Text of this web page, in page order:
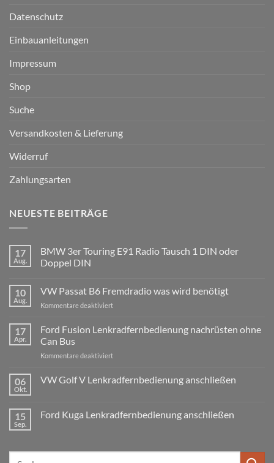
Datenschutz
Einbauanleitungen
Impressum
Shop
Suche
Versandkosten & Lieferung
Widerruf
Zahlungsarten
NEUESTE BEITRÄGE
17
Aug.
BMW 3er Touring E91 Radio Tausch 1 DIN oder
Doppel DIN
zu
3er
Radio
Tausch
1
DIN
DIN
10
Aug.
VW Passat B6 Fremdradio was wird benötigt
Kommentare deaktiviertfür
Passat
B6
was
benötigt
17
Apr.
Ford Fusion Lenkradfernbedienung nachrüsten ohne
Can Bus
Kommentare deaktiviertfür
Fusion
Lenkradfernbedienung
Can
06
Okt.
VW Golf V Lenkradfernbedienung anschließen
VW
15
Sep.
Ford Kuga Lenkradfernbedienung anschließen
Ford